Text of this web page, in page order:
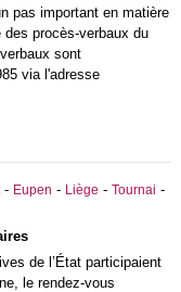
pas important en matière
procès-verbaux du
sont
via l'adresse
- Eupen - Liège - Tournai -
de l’État participaient
le rendez-vous